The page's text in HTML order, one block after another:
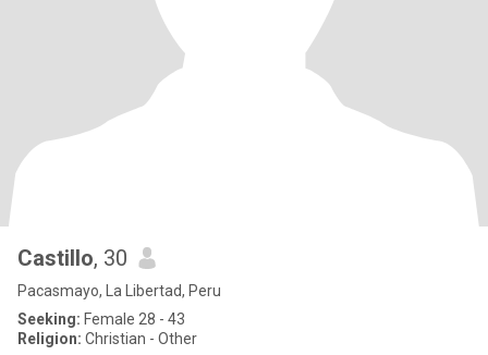
Castillo, 30
Pacasmayo, La Libertad, Peru
Seeking: Female 28 - 43
Religion: Christian - Other